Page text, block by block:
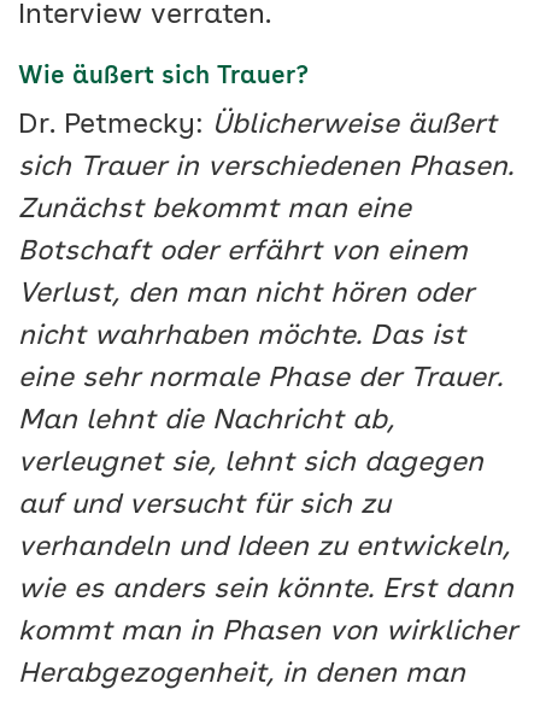
Interview verraten.
Wie äußert sich Trauer?
Dr. Petmecky: Üblicherweise äußert
sich Trauer in verschiedenen Phasen.
Zunächst bekommt man eine
Botschaft oder erfährt von einem
Verlust, den man nicht hören oder
nicht wahrhaben möchte. Das ist
eine sehr normale Phase der Trauer.
Man lehnt die Nachricht ab,
verleugnet sie, lehnt sich dagegen
auf und versucht für sich zu
verhandeln und Ideen zu entwickeln,
wie es anders sein könnte. Erst dann
kommt man in Phasen von wirklicher
Herabgezogenheit, in denen man